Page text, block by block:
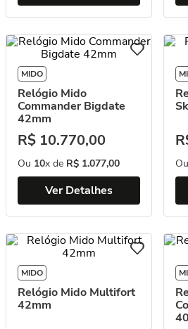
MIDO
Relógio Mido
Commander Bigdate
42mm
R$ 10.770,00
Ou 10x de R$ 1.077,00
Ver Detalhes
Ou
MIDO
Relógio Mido Multifort
42mm